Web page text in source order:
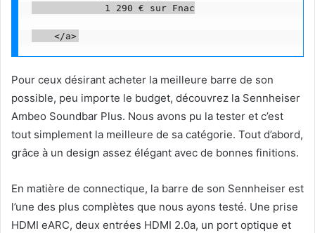
             1 290 € sur Fnac
    </a>
Pour ceux désirant acheter la meilleure barre de son
possible, peu importe le budget, découvrez la Sennheiser
Ambeo Soundbar Plus. Nous avons pu la tester et c’est
tout simplement la meilleure de sa catégorie. Tout d’abord,
grâce à un design assez élégant avec de bonnes finitions.
En matière de connectique, la barre de son Sennheiser est
l’une des plus complètes que nous ayons testé. Une prise
HDMI eARC, deux entrées HDMI 2.0a, un port optique et